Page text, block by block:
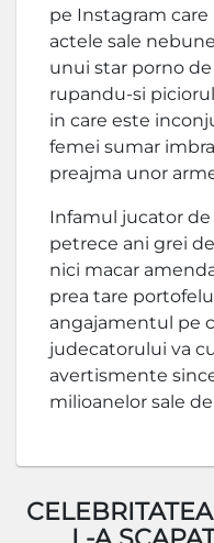
pe Instagram
actele sale
unui star porno
rupandu-si
in care este
femei sumar
preajma unor
Infamul jucator
petrece ani grei
nici macar
prea tare
angajamentul pe
judecatorului va
avertismente
milioanelor sale